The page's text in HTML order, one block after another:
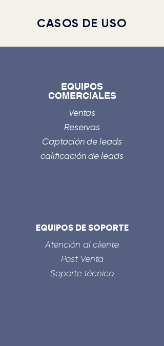
CASOS DE USO
EQUIPOS
COMERCIALES
Ventas
Reservas
Captación de leads
calificación de leads
EQUIPOS DE SOPORTE
Atención al cliente
Post Venta
Soporte técnico